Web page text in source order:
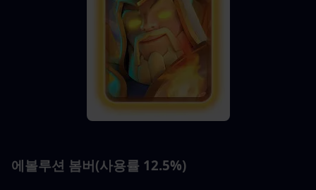
에볼루션 봄버(사용률 12.5%)